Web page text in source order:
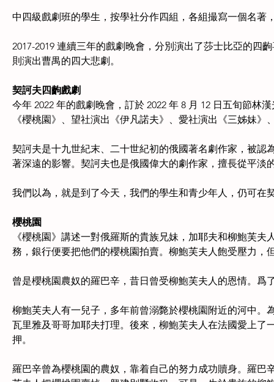
中四級戲劇班的學生，按學社分作四組，各組撮寫一個名著
2017-2019 連續三年的戲劇晚會，分別演出了莎士比亞的四
則演出曹禺的四大悲劇。
契訶夫四齣戲劇
今年 2022 年的戲劇晚會，訂於 2022 年 8 月 12 日五旬節
《櫻桃園》、望社演出《伊凡諾夫》、愛社演出《三姊妹》
契訶夫是十九世紀末、二十世紀初的俄國著名劇作家，被
著深遠的影響。契訶夫也是俄國偉大的劇作家，擅長從平
我們以為，就是到了今天，我們的學生和青少年人，仍可在
櫻桃園
《櫻桃園》講述一對俄羅斯的貴族兄妹，加耶夫和柳鮑芙
務，銀行便要把他們的櫻桃園拍賣。柳鮑芙夫人飽受壓力，
曾是櫻桃園農奴的羅巴辛，昔日曾受柳鮑芙夫人的恩情。
柳鮑芙夫人有一兒子，多年前曾溺斃於櫻桃園附近的河中
瓦里雅及哥哥加耶夫打理。後來，柳鮑芙夫人在法國愛上
押。
羅巴辛曾為櫻桃園的農奴，靠着自己的努力成功贖身。羅